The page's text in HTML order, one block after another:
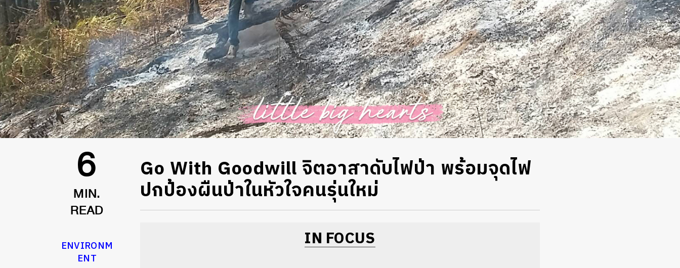
6
MIN.
READ
ENVIRONM
ENT
Go With Goodwill จิตอาสาดับไฟป่า พร้อมจุดไฟ
ปกป้องผืนป่าในหัวใจคนรุ่นใหม่
IN FOCUS